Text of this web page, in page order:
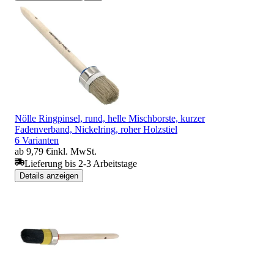
Nölle Ringpinsel, rund, helle Mischborste, kurzer
Fadenverband, Nickelring, roher Holzstiel
6 Varianten
ab 9,79 €inkl. MwSt.
Lieferung bis 2-3 Arbeitstage
Details anzeigen